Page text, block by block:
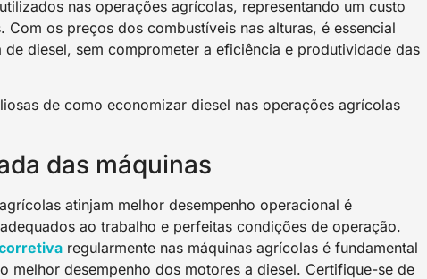
nas operações agrícolas, representando um custo
os preços dos combustíveis nas alturas, é essencial
diesel, sem comprometer a eficiência e produtividade das
de como economizar diesel nas operações agrícolas
das máquinas
atinjam melhor desempenho operacional é
ao trabalho e perfeitas condições de operação.
a regularmente nas máquinas agrícolas é fundamental
melhor desempenho dos motores a diesel. Certifique-se de